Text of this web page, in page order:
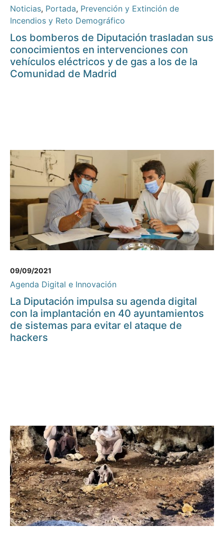
Noticias, Portada, Prevención y Extinción de
Incendios y Reto Demográfico
Los bomberos de Diputación trasladan sus
conocimientos en intervenciones con
vehículos eléctricos y de gas a los de la
Comunidad de Madrid
09/09/2021
Agenda Digital e Innovación
La Diputación impulsa su agenda digital
con la implantación en 40 ayuntamientos
de sistemas para evitar el ataque de
hackers